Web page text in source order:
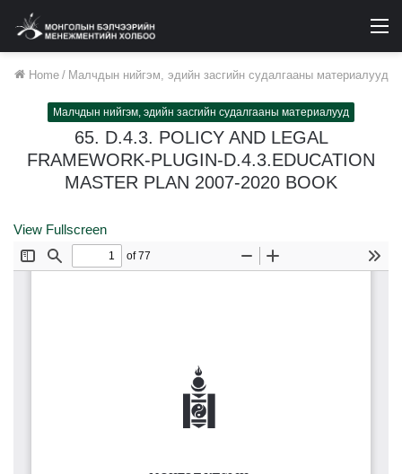
Home / Малчдын нийгэм, эдийн засгийн судалгааны материалууд
Малчдын нийгэм, эдийн засгийн судалгааны материалууд
65. D.4.3. POLICY AND LEGAL
FRAMEWORK-PLUGIN-D.4.3.EDUCATION
MASTER PLAN 2007-2020 BOOK
View Fullscreen